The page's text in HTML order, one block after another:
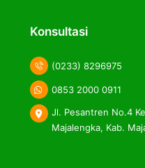
Konsultasi
(0233) 8296975
0853 2000 0911
Jl. Pesantren No.4
Majalengka, Kab.